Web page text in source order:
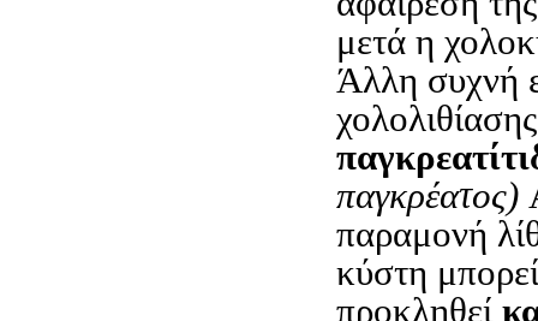
μετά η
Άλλη συχνή
παγκρέατος)
παραμονή
κύστη
προκληθεί